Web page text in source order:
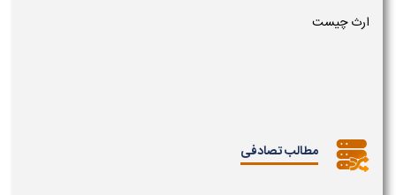
ارث چیست
مطالب تصادفی